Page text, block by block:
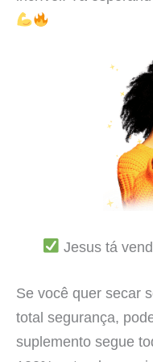
Jesus tá
Se você quer secar
total segurança,
suplemento segue